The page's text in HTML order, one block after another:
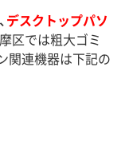
デスクトップパソ
区では粗大ゴミ
関連機器は下記の